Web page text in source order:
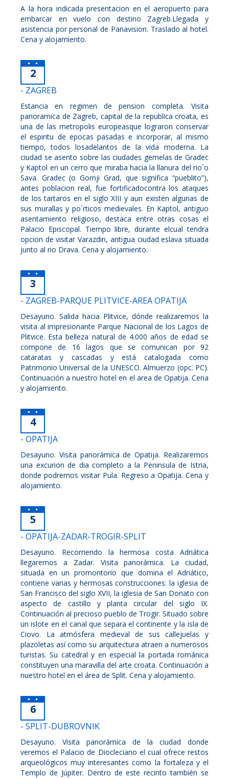
A la hora indicada presentacion en el aeropuerto para
embarcar en vuelo con destino Zagreb.Llegada y
asistencia por personal de Panavision. Traslado al hotel.
Cena y alojamiento.
2
- ZAGREB
Estancia en regimen de pension completa. Visita
panoramica de Zagreb, capital de la republica croata, es
una de las metropolis europeasque lograron conservar
el espiritu de epocas pasadas e incorporar, al mismo
tiempo, todos losadelantos de la vida moderna. La
ciudad se asento sobre las ciudades gemelas de Gradec
y Kaptol en un cerro que miraba hacia la llanura del rio´o
Sava. Gradec (o Gornji Grad, que significa “pueblito”),
antes poblacion real, fue fortificadocontra los ataques
de los tartaros en el siglo XIII y aun existen algunas de
sus murallas y po´rticos medievales. En Kaptol, antiguo
asentamiento religioso, destaca entre otras cosas el
Palacio Episcopal. Tiempo libre, durante elcual tendra
opcion de visitar Varazdin, antigua ciudad eslava situada
junto al rio Drava. Cena y alojamiento.
3
- ZAGREB-PARQUE PLITVICE-AREA OPATIJA
Desayuno. Salida hacia Plitvice, dónde realizaremos la
visita al impresionante Parque Nacional de los Lagos de
Plitvice. Esta belleza natural de 4.000 años de edad se
compone de 16 lagos que se comunican por 92
cataratas y cascadas y está catalogada como
Patrimonio Universal de la UNESCO. Almuerzo (opc. PC).
Continuación a nuestro hotel en el area de Opatija. Cena
y alojamiento.
4
- OPATIJA
Desayuno. Visita panorámica de Opatija. Realizaremos
una excurion de dia completo a la Peninsula de Istria,
donde podremos visitar Pula. Regreso a Opatija. Cena y
alojamiento.
5
- OPATIJA-ZADAR-TROGIR-SPLIT
Desayuno. Recorriendo la hermosa costa Adriática
llegaremos a Zadar. Visita panorámica. La ciudad,
situada en un promontorio que domina el Adriático,
contiene varias y hermosas construcciones: la iglesia de
San Francisco del siglo XVII, la iglesia de San Donato con
aspecto de castillo y planta circular del siglo IX.
Continuación al precioso pueblo de Trogir. Situado sobre
un islote en el canal que separa el continente y la isla de
Ciovo. La atmósfera medieval de sus callejuelas y
plazoletas así como su arquitectura atraen a numerosos
turistas. Su catedral y en especial la portada románica
constituyen una maravilla del arte croata. Continuación a
nuestro hotel en el área de Split. Cena y alojamiento.
6
- SPLIT-DUBROVNIK
Desayuno. Visita panorámica de la ciudad donde
veremos el Palacio de Diocleciano el cual ofrece restos
arqueológicos muy interesantes como la fortaleza y el
Templo de Júpiter. Dentro de este recinto también se